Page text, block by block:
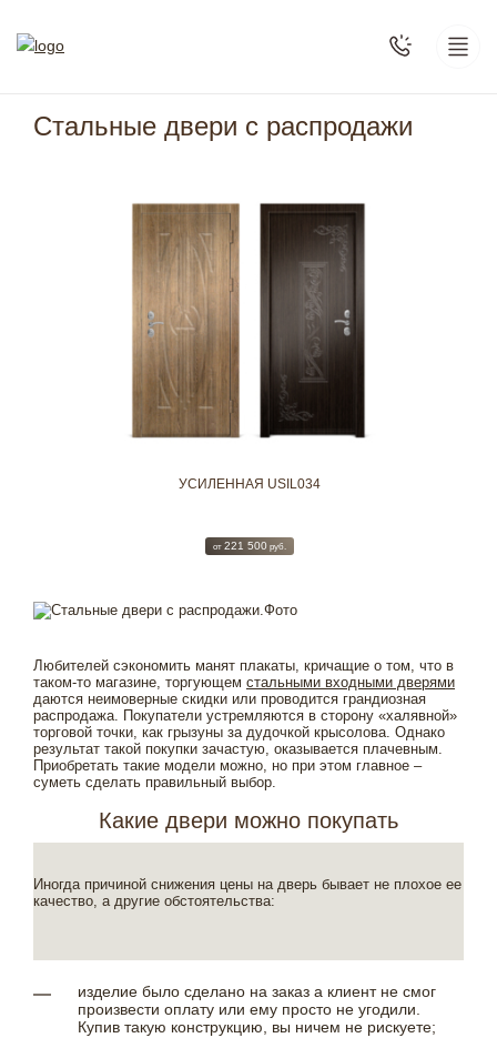
Стальные двери с распродажи
УСИЛЕННАЯ USIL034
от 221 500руб.
Любителей сэкономить манят плакаты, кричащие о том, что в
таком-то магазине, торгующем стальными входными дверями
даются неимоверные скидки или проводится грандиозная
распродажа. Покупатели устремляются в сторону «халявной»
торговой точки, как грызуны за дудочкой крысолова. Однако
результат такой покупки зачастую, оказывается плачевным.
Приобретать такие модели можно, но при этом главное –
суметь сделать правильный выбор.
Какие двери можно покупать
Иногда причиной снижения цены на дверь бывает не плохое ее
качество, а другие обстоятельства:
изделие было сделано на заказ а клиент не смог
произвести оплату или ему просто не угодили.
Купив такую конструкцию, вы ничем не рискуете;